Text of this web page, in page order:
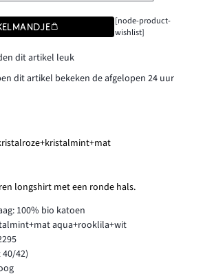
[node-product-
wishlist]
dit artikel leuk
dit artikel bekeken de afgelopen 24 uur
longshirt met een ronde hals.
100% bio katoen
aqua+rooklila+wit
42)